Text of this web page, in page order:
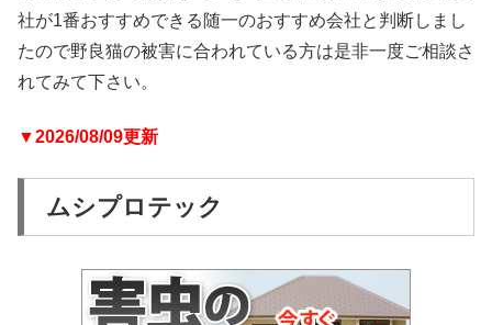
社が1番おすすめできる随一のおすすめ会社と判断しまし
たので野良猫の被害に合われている方は是非一度ご相談さ
れてみて下さい。
▼2026/08/09更新
ムシプロテック